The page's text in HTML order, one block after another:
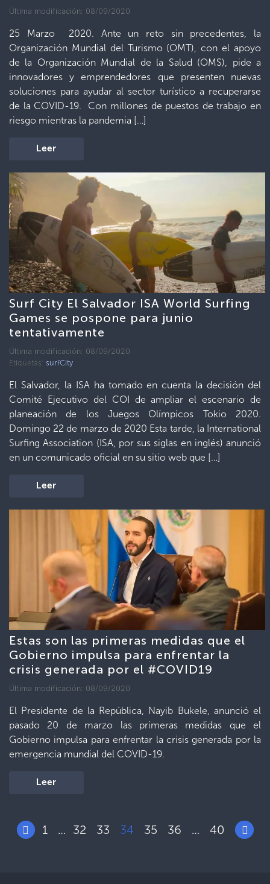
Última modificación: 08/09/2020
25 Marzo 2020. Ante un reto sin precedentes, la
Organización Mundial del Turismo (OMT), con el apoyo
de la Organización Mundial de la Salud (OMS), pide a
innovadores y emprendedores que presenten nuevas
soluciones para ayudar al sector turístico a recuperarse
de la COVID-19. Con millones de puestos de trabajo en
riesgo mientras la pandemia […]
Leer
Surf City El Salvador ISA World Surfing
Games se pospone para junio
tentativamente
Última modificación: 08/09/2020
Etiquetas: surfCity
El Salvador, la ISA ha tomado en cuenta la decisión del
Comité Ejecutivo del COI de ampliar el escenario de
planeación de los Juegos Olímpicos Tokio 2020.
Domingo 22 de marzo de 2020 Esta tarde, la International
Surfing Association (ISA, por sus siglas en inglés) anunció
en un comunicado oficial en su sitio web que […]
Leer
Estas son las primeras medidas que el
Gobierno impulsa para enfrentar la
crisis generada por el #COVID19
Última modificación: 08/09/2020
El Presidente de la República, Nayib Bukele, anunció el
pasado 20 de marzo las primeras medidas que el
Gobierno impulsa para enfrentar la crisis generada por la
emergencia mundial del COVID-19.
Leer
1 … 32 33 34 35 36 … 40